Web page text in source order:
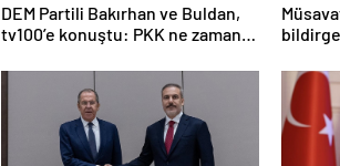
DEM Partili Bakırhan ve Buldan,
tv100’e konuştu: PKK ne zaman